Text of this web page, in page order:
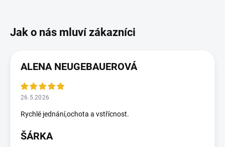
ALENA NEUGEBAUEROVÁ
26.5.2026
Rychlé jednání,ochota a vstřícnost.
ŠÁRKA